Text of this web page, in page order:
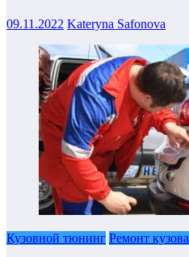
09.11.2022 Kateryna Safonova
Кузовной тюнинг Ремонт кузова